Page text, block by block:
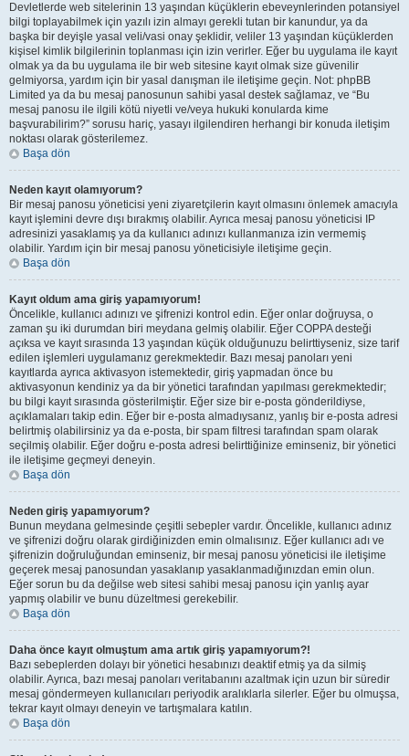
Devletlerde web sitelerinin 13 yaşından küçüklerin ebeveynlerinden potansiyel
bilgi toplayabilmek için yazılı izin almayı gerekli tutan bir kanundur, ya da
başka bir deyişle yasal veli/vasi onay şeklidir, veliler 13 yaşından küçüklerden
kişisel kimlik bilgilerinin toplanması için izin verirler. Eğer bu uygulama ile kayıt
olmak ya da bu uygulama ile bir web sitesine kayıt olmak size güvenilir
gelmiyorsa, yardım için bir yasal danışman ile iletişime geçin. Not: phpBB
Limited ya da bu mesaj panosunun sahibi yasal destek sağlamaz, ve “Bu
mesaj panosu ile ilgili kötü niyetli ve/veya hukuki konularda kime
başvurabilirim?” sorusu hariç, yasayı ilgilendiren herhangi bir konuda iletişim
noktası olarak gösterilemez.
Başa dön
Neden kayıt olamıyorum?
Bir mesaj panosu yöneticisi yeni ziyaretçilerin kayıt olmasını önlemek amacıyla
kayıt işlemini devre dışı bırakmış olabilir. Ayrıca mesaj panosu yöneticisi IP
adresinizi yasaklamış ya da kullanıcı adınızı kullanmanıza izin vermemiş
olabilir. Yardım için bir mesaj panosu yöneticisiyle iletişime geçin.
Başa dön
Kayıt oldum ama giriş yapamıyorum!
Öncelikle, kullanıcı adınızı ve şifrenizi kontrol edin. Eğer onlar doğruysa, o
zaman şu iki durumdan biri meydana gelmiş olabilir. Eğer COPPA desteği
açıksa ve kayıt sırasında 13 yaşından küçük olduğunuzu belirttiyseniz, size tarif
edilen işlemleri uygulamanız gerekmektedir. Bazı mesaj panoları yeni
kayıtlarda ayrıca aktivasyon istemektedir, giriş yapmadan önce bu
aktivasyonun kendiniz ya da bir yönetici tarafından yapılması gerekmektedir;
bu bilgi kayıt sırasında gösterilmiştir. Eğer size bir e-posta gönderildiyse,
açıklamaları takip edin. Eğer bir e-posta almadıysanız, yanlış bir e-posta adresi
belirtmiş olabilirsiniz ya da e-posta, bir spam filtresi tarafından spam olarak
seçilmiş olabilir. Eğer doğru e-posta adresi belirttiğinize eminseniz, bir yönetici
ile iletişime geçmeyi deneyin.
Başa dön
Neden giriş yapamıyorum?
Bunun meydana gelmesinde çeşitli sebepler vardır. Öncelikle, kullanıcı adınız
ve şifrenizi doğru olarak girdiğinizden emin olmalısınız. Eğer kullanıcı adı ve
şifrenizin doğruluğundan eminseniz, bir mesaj panosu yöneticisi ile iletişime
geçerek mesaj panosundan yasaklanıp yasaklanmadığınızdan emin olun.
Eğer sorun bu da değilse web sitesi sahibi mesaj panosu için yanlış ayar
yapmış olabilir ve bunu düzeltmesi gerekebilir.
Başa dön
Daha önce kayıt olmuştum ama artık giriş yapamıyorum?!
Bazı sebeplerden dolayı bir yönetici hesabınızı deaktif etmiş ya da silmiş
olabilir. Ayrıca, bazı mesaj panoları veritabanını azaltmak için uzun bir süredir
mesaj göndermeyen kullanıcıları periyodik aralıklarla silerler. Eğer bu olmuşsa,
tekrar kayıt olmayı deneyin ve tartışmalara katılın.
Başa dön